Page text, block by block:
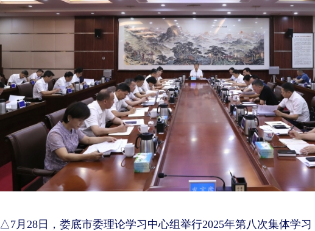
△7月28日，娄底市委理论学习中心组举行2025年第八次集体学习